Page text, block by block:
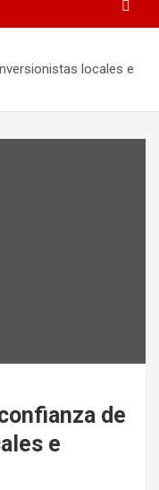
locales e
de
e